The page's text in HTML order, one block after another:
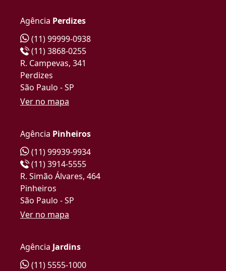
Agência Perdizes
(11) 99999-0938
(11) 3868-0255
R. Campevas, 341
Perdizes
São Paulo - SP
Ver no mapa
Agência Pinheiros
(11) 99939-9934
(11) 3914-5555
R. Simão Álvares, 464
Pinheiros
São Paulo - SP
Ver no mapa
Agência Jardins
(11) 5555-1000